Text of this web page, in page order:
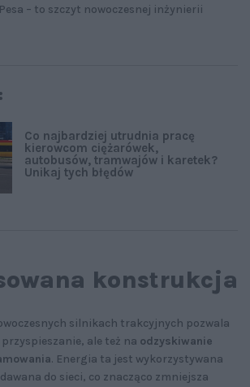
– to szczyt nowoczesnej inżynierii
Co najbardziej utrudnia pracę
kierowcom ciężarówek,
autobusów, tramwajów i karetek?
Unikaj tych błędów
konstrukcja
silnikach trakcyjnych pozwala
ale też na odzyskiwanie
. Energia ta jest wykorzystywana
do sieci, co znacząco zmniejsza